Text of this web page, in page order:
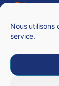
Nous utilisons
service.
Qui sommes-